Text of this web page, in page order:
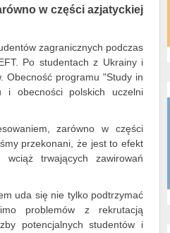
w części azjatyckiej
zagranicznych podczas
Po studentach z Ukrainy i
Obecność programu "Study in
i obecności polskich uczelni
zarówno w części
przekonani, że jest to efekt
trwających zawirowań
uda się nie tylko podtrzymać
problemów z rekrutacją
potencjalnych studentów i